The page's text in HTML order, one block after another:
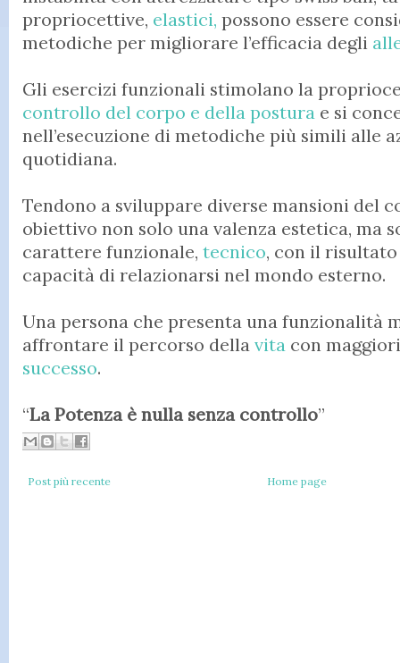
propriocettive, elastici, possono essere
metodiche per migliorare l’efficacia degli
Gli esercizi funzionali stimolano la
controllo del corpo e della postura e si
nell’esecuzione di metodiche più simili alle
quotidiana.
Tendono a sviluppare diverse mansioni del
obiettivo non solo una valenza estetica, ma
carattere funzionale, tecnico, con il
capacità di relazionarsi nel mondo esterno.
Una persona che presenta una funzionalità
affrontare il percorso della vita con
successo.
“La Potenza è nulla senza controllo”
Post più recente Home page